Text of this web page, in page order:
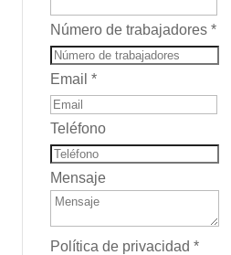
Número de trabajadores*
Email*
Teléfono
Mensaje
Política de privacidad*